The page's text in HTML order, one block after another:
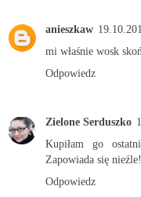
anieszkaw
mi właśnie wosk
Odpowiedz
Zielone Serduszko
Kupiłam go
Zapowiada się nieźle!
Odpowiedz